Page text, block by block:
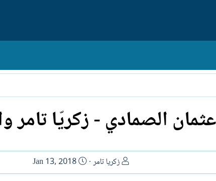
الصمادي - زكريّا تامر
ا
ل
زكريا تامر
ت
ا
Jan 13, 2018